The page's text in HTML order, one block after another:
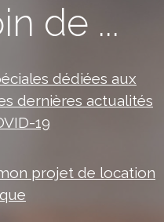
de ...
dédiées aux
dernières actualités
19
projet de location